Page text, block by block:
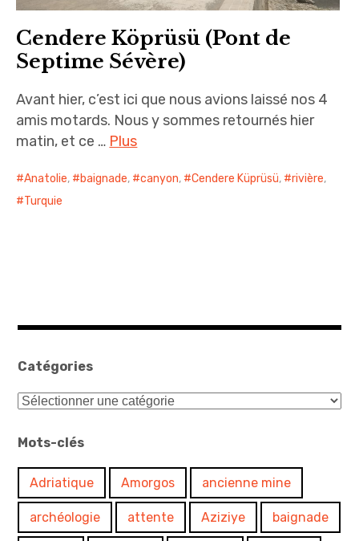
Cendere Köprüsü (Pont de
Septime Sévère)
Avant hier, c’est ici que nous avions laissé nos 4
amis motards. Nous y sommes retournés hier
matin, et ce … Plus
Anatolie, baignade, canyon, Cendere Küprüsü, rivière,
Turquie
Catégories
Catégories
Mots-clés
Adriatique Amorgos ancienne mine
archéologie attente Aziziye baignade